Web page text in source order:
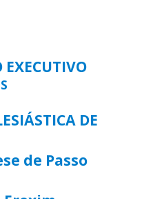
EXECUTIVO
DE
de Passo